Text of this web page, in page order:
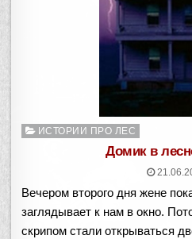
Опубликовано
ИСТОРИИ ПРО ЛЕС
Домик в
Вечером второго дня жене
заглядывает к нам в окно.
скрипом стали открываться